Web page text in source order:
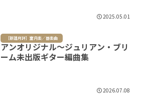
2025.05.01
［新譜月評］室内楽／器楽曲
アンオリジナル～ジュリアン・ブリ
ーム未出版ギター編曲集
2026.07.08